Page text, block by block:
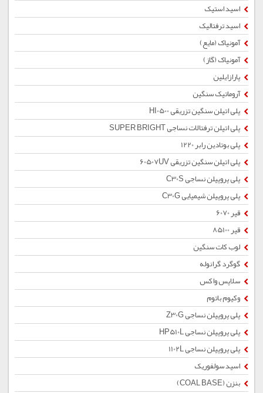
اسید استیک
اسید ترفتالیک
آمونیاک (مایع)
آمونیاک (گاز)
پارازایلین
آروماتیک سنگین
پلی اتیلن سنگین تزریقی HI0500
پلی اتیلن ترفتالات نساجی SUPER BRIGHT
پلی بوتادین رابر 1220
پلی اتیلن سنگین تزریقی 60507UV
پلی پروپیلن نساجی C30S
پلی پروپیلن شیمیایی C30G
قیر 6070
قیر 85100
لوب کات سنگین
گوگرد گرانوله
سلاپس واکس
وکیوم باتوم
پلی پروپیلن نساجی Z30G
پلی پروپیلن نساجی HP510L
پلی پروپیلن نساجی 1102L
اسید سولفوریک
بنزن (COAL BASE)